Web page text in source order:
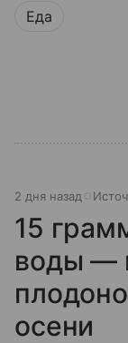
Еда
2 дня назад
15
воды —
осени